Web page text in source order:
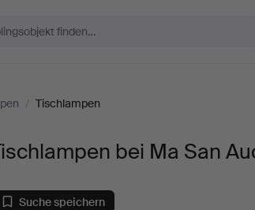
/ Tischlampen
bei Ma San
Suche speichern